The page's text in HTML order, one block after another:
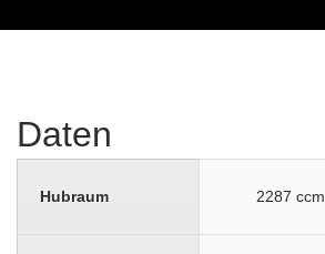
Daten
Hubraum 2287 ccm